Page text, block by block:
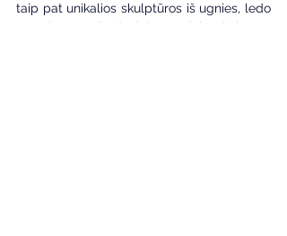
taip pat unikalios skulptūros iš ugnies, ledo
ar sniego. Sukūrė dekoratyvinių skulptūrų